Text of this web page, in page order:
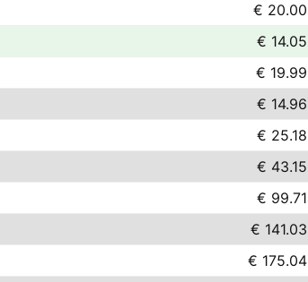
€ 20.00
€ 14.05
€ 19.99
€ 14.96
€ 25.18
€ 43.15
€ 99.71
€ 141.03
€ 175.04